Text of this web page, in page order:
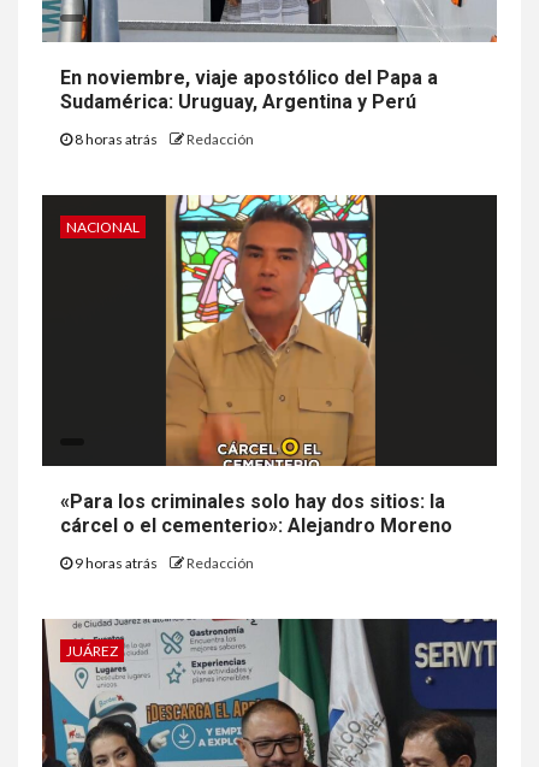
En noviembre, viaje apostólico del Papa a
Sudamérica: Uruguay, Argentina y Perú
8 horas atrás Redacción
NACIONAL
«Para los criminales solo hay dos sitios: la
cárcel o el cementerio»: Alejandro Moreno
9 horas atrás Redacción
JUÁREZ